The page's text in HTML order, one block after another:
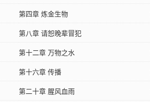
第四章 炼金生物
第八章 请恕晚辈冒犯
第十二章 万物之水
第十六章 传播
第二十章 腥风血雨